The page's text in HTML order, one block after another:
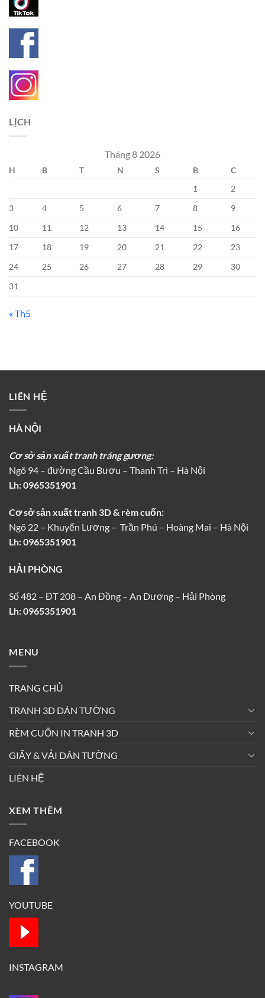
LỊCH
Tháng 8 2026
H B T N S B
C
1
2
3
4 5 6 7 8
9
10
11 12 13 14 15
16
17
18 19 20 21 22
23
24
25 26 27 28 29
30
31
« Th5
LIÊN HỆ
HÀ NỘI
Cơ sở sản xuất tranh tráng gương:
Ngõ 94 – đường Cầu Bươu – Thanh Trì – Hà Nội
Lh:0965351901
Cơ sở sản xuất tranh 3D & rèm cuốn:
Ngõ 22 – Khuyến Lương – Trần Phú – Hoàng Mai – Hà Nội
Lh: 0965351901
HẢI PHÒNG
Số 482 – ĐT 208 – An Đồng – An Dương – Hải Phòng
Lh: 0965351901
MENU
TRANG CHỦ
TRANH 3D DÁN TƯỜNG
RÈM CUỐN IN TRANH 3D
GIẤY & VẢI DÁN TƯỜNG
LIÊN HỆ
XEM THÊM
FACEBOOK
YOUTUBE
INSTAGRAM